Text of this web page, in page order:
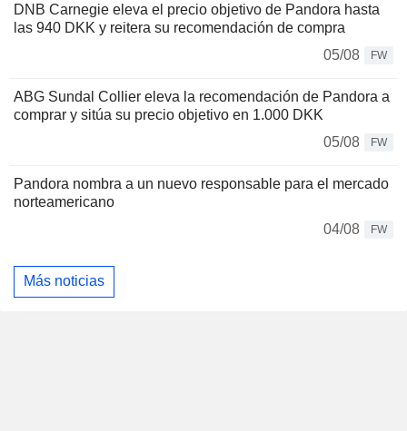
DNB Carnegie eleva el precio objetivo de Pandora hasta
las 940 DKK y reitera su recomendación de compra
05/08
FW
ABG Sundal Collier eleva la recomendación de Pandora a
comprar y sitúa su precio objetivo en 1.000 DKK
05/08
FW
Pandora nombra a un nuevo responsable para el mercado
norteamericano
04/08
FW
Más noticias